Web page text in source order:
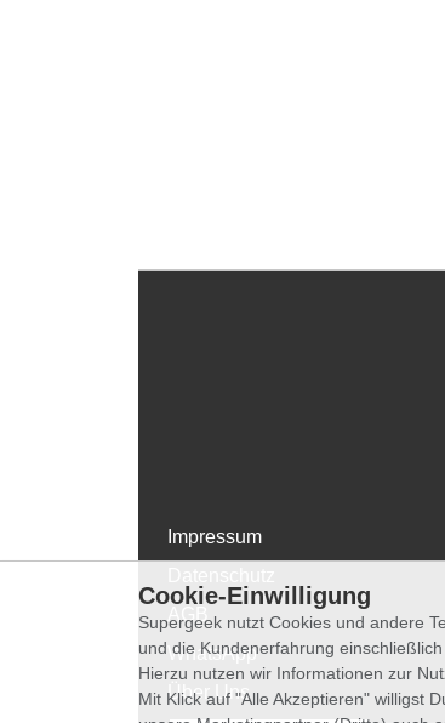
Impressum
WhatsApp
Über Uns
Cookie-Einwilligung
Supergeek nutzt Cookies und andere
und die Kundenerfahrung
Hierzu nutzen wir Informationen zur
Mit Klick auf "Alle Akzeptieren" willigst